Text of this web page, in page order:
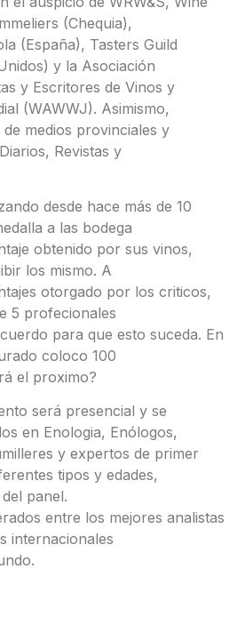
(Chequia),
(España), Tasters Guild
y la Asociación
y Escritores de Vinos y
(WAWWJ). Asimismo,
medios provinciales y
Revistas y
desde hace más de 10
a las bodega
obtenido por sus vinos,
los mismo. A
otorgado por los criticos,
5 profecionales
para que esto suceda. En
coloco 100
el proximo?
será presencial y se
en Enologia, Enólogos,
y expertos de primer
tipos y edades,
panel.
entre los mejores analistas
internacionales